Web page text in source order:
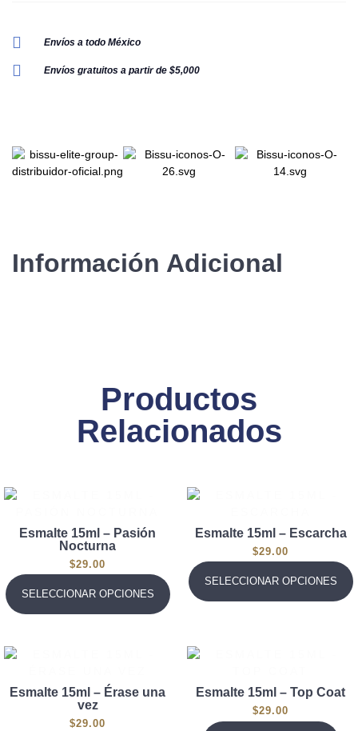
Envíos a todo México
Envíos gratuitos a partir de $5,000
Información Adicional
Productos
Relacionados
Esmalte 15ml – Pasión
Nocturna
$29.00
SELECCIONAR OPCIONES
Esmalte 15ml – Escarcha
$29.00
SELECCIONAR OPCIONES
Esmalte 15ml – Érase una
vez
$29.00
Esmalte 15ml – Top Coat
$29.00